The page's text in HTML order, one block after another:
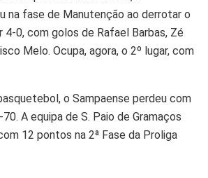
na fase de Manutenção ao derrotar o
4-0, com golos de Rafael Barbas, Zé
Melo. Ocupa, agora, o 2º lugar, com
o Sampaense perdeu com
A equipa de S. Paio de Gramaços
12 pontos na 2ª Fase da Proliga